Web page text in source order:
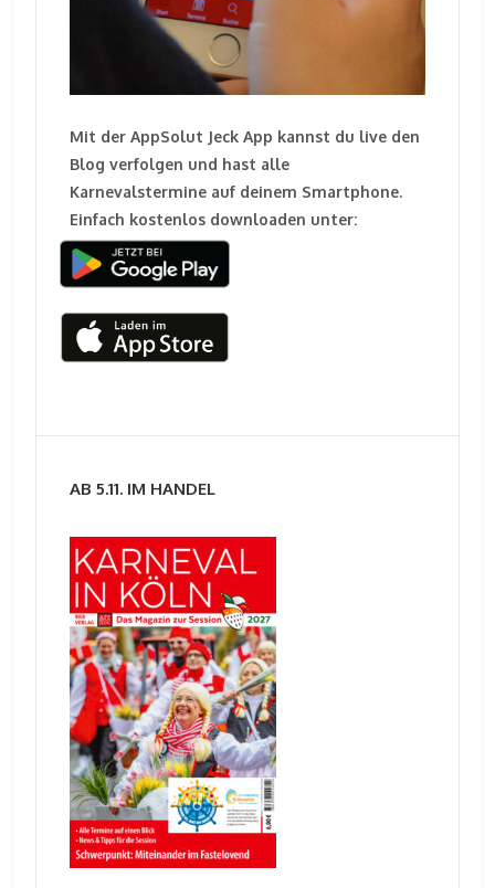
Mit der AppSolut Jeck App kannst du live den
Blog verfolgen und hast alle
Karnevalstermine auf deinem Smartphone.
Einfach kostenlos downloaden unter:
AB 5.11. IM HANDEL